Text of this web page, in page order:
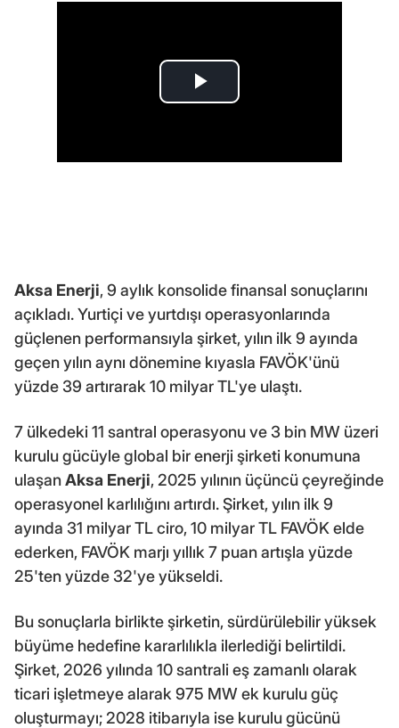
Aksa Enerji, 9 aylık konsolide finansal sonuçlarını
açıkladı. Yurtiçi ve yurtdışı operasyonlarında
güçlenen performansıyla şirket, yılın ilk 9 ayında
geçen yılın aynı dönemine kıyasla FAVÖK'ünü
yüzde 39 artırarak 10 milyar TL'ye ulaştı.
7 ülkedeki 11 santral operasyonu ve 3 bin MW üzeri
kurulu gücüyle global bir enerji şirketi konumuna
ulaşanAksa Enerji, 2025 yılının üçüncü çeyreğinde
operasyonel karlılığını artırdı. Şirket, yılın ilk 9
ayında 31 milyar TL ciro, 10 milyar TL FAVÖK elde
ederken, FAVÖK marjı yıllık 7 puan artışla yüzde
25'ten yüzde 32'ye yükseldi.
Bu sonuçlarla birlikte şirketin, sürdürülebilir yüksek
büyüme hedefine kararlılıkla ilerlediği belirtildi.
Şirket, 2026 yılında 10 santrali eş zamanlı olarak
ticari işletmeye alarak 975 MW ek kurulu güç
oluşturmayı; 2028 itibarıyla ise kurulu gücünü